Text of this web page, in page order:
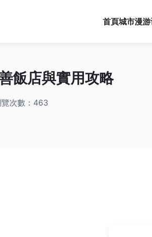
首頁城市漫
飯店與實用攻略
次數：463